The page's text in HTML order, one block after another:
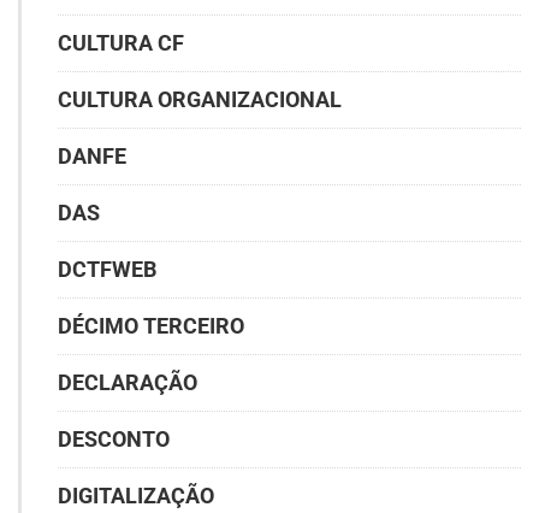
CULTURA CF
CULTURA ORGANIZACIONAL
DANFE
DAS
DCTFWEB
DÉCIMO TERCEIRO
DECLARAÇÃO
DESCONTO
DIGITALIZAÇÃO